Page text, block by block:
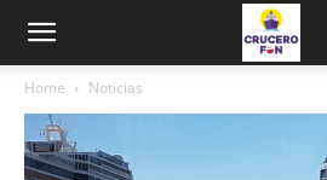
Home Noticias